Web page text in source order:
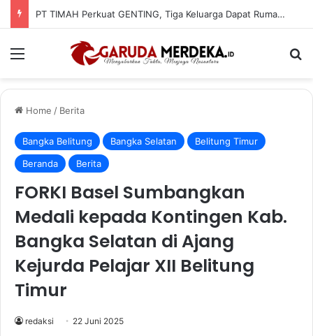
PT TIMAH Perkuat GENTING, Tiga Keluarga Dapat Rumah Layak Huni
Menu
Home / Berita
Bangka Belitung Bangka Selatan
Belitung Timur
Beranda
Berita
FORKI Basel Sumbangkan
Medali kepada Kontingen Kab.
Bangka Selatan di Ajang
Kejurda Pelajar XII Belitung
Timur
redaksi 22 Juni 2025